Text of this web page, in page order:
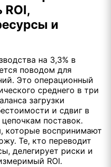
ROI,
и
на 3,3% в
поводом для
Это операционный
среднего в три
загрузки
и сдвиг в
поставок.
которые воспринимают
Те, кто переводит
делегирует риски и
ROI.